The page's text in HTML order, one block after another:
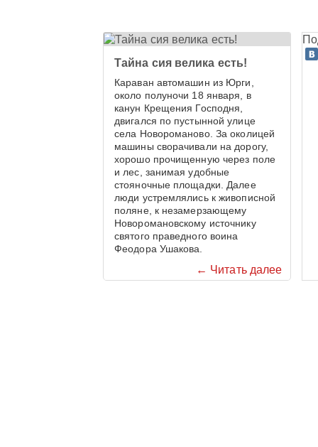
← Читать далее
Тайна сия велика есть!
Караван автомашин из Юрги,
около полуночи 18 января, в
канун Крещения Господня,
двигался по пустынной улице
села Новороманово. За околицей
машины сворачивали на дорогу,
хорошо прочищенную через поле
и лес, занимая удобные
стояночные площадки. Далее
люди устремлялись к живописной
поляне, к незамерзающему
Новоромановскому источнику
святого праведного воина
Феодора Ушакова.